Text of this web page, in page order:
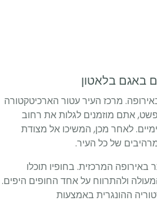
באגם בלאטון
מרכז העיר עטור הארכיטקטורה
אתם מוזמנים לגלות את רחוב
לאחר מכן, המשיכו אל מצודת
של כל העיר.
המרכזית. בחופיו תוכלו
ולהתרווח על אחד החופים היפים.
ההונגרית באמצעות